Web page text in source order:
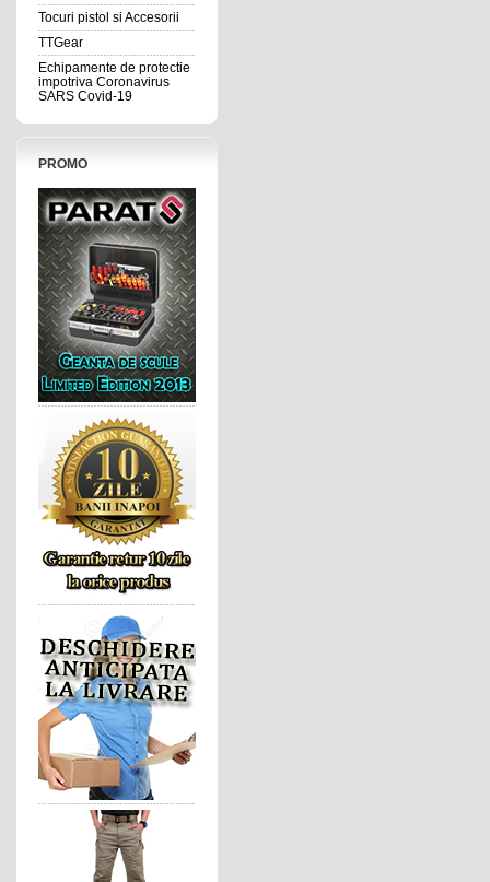
Tocuri pistol si Accesorii
TTGear
Echipamente de protectie
impotriva Coronavirus
SARS Covid-19
PROMO